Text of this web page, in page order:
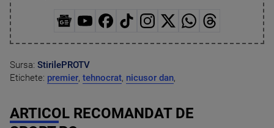
Sursa: StirilePROTV
Etichete: premier, tehnocrat, nicusor dan,
ARTICOL RECOMANDAT DE